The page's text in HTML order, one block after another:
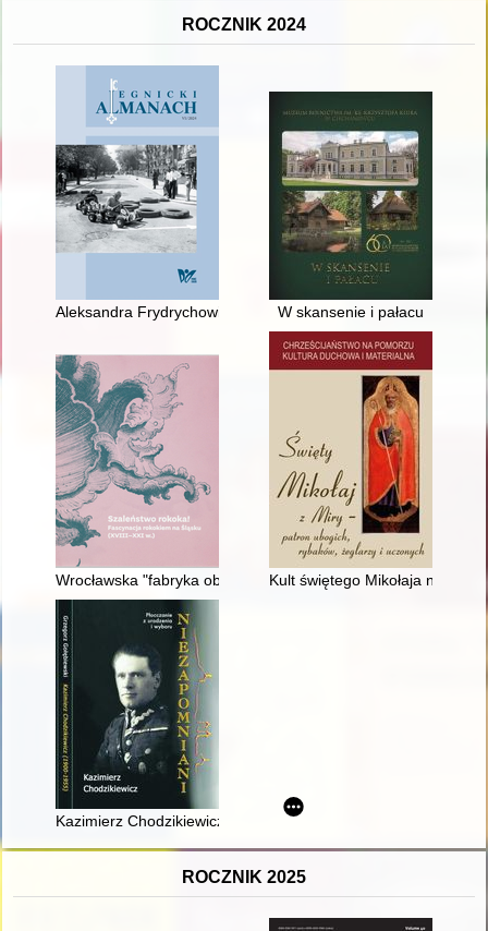
ROCZNIK 2024
Aleksandra Frydrychowicz-Zając (1925-2017) i Ryszard
W skansenie i pałacu
Wrocławska "fabryka obrazów" rodziny Strachowskych
Kult świętego Mikołaja na
Kazimierz Chodzikiewicz (1900-1955) : Lwów-Płock-
ROCZNIK 2025